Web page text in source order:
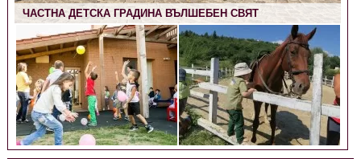
ЧАСТНА ДЕТСКА ГРАДИНА ВЪЛШЕБЕН СВЯТ
ЧАСТНА ДЕТСКА ГРАДИНА ВЪЛШЕБЕН СВЯТ